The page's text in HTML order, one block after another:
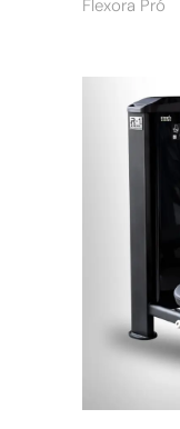
Flexora Pró